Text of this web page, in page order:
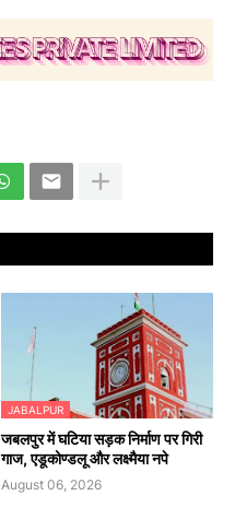
JABALPUR
जबलपुर में घटिया सड़क निर्माण पर गिरी
गाज, एडूकोण्डलू और लक्ष्मैया नपे
August 06, 2026